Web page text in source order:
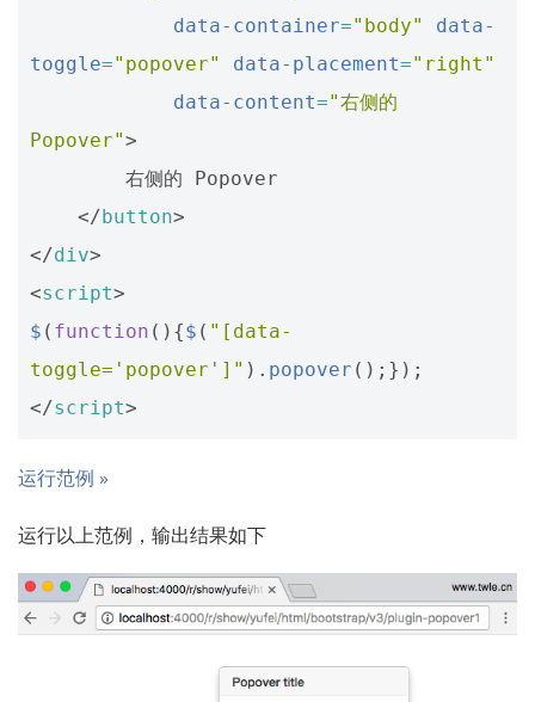
data-container="body"
data-
toggle="popover" data-placement="right"
data-content="右侧的
Popover">
</button>
</div>
<script>
$ ( function (){$ ( "[data-
toggle='popover']" ). popover ();});
</script>
运行范例 »
运行以上范例，输出结果如下